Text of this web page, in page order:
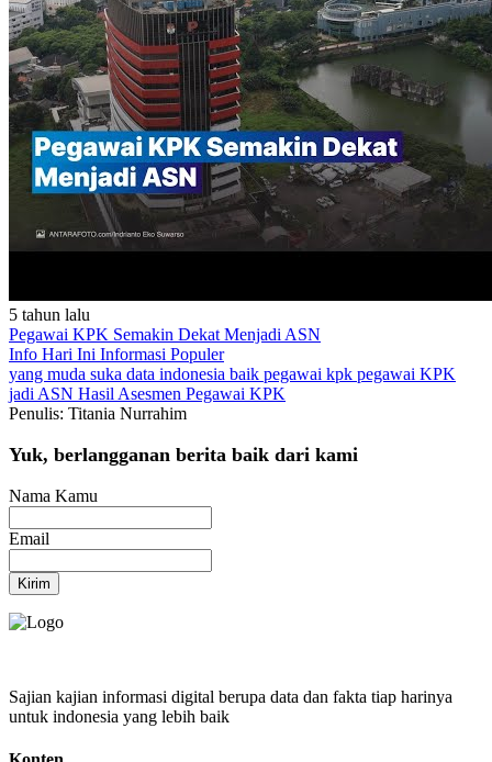
5 tahun lalu
Pegawai KPK Semakin Dekat Menjadi ASN
Info Hari Ini Informasi Populer
yang muda suka data indonesia baik pegawai kpk pegawai KPK
jadi ASN Hasil Asesmen Pegawai KPK
Penulis: Titania Nurrahim
Yuk, berlangganan berita baik dari kami
Nama Kamu
Email
Kirim
Sajian kajian informasi digital berupa data dan fakta tiap harinya
untuk indonesia yang lebih baik